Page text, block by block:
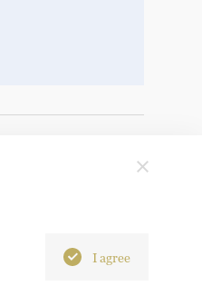
I agree